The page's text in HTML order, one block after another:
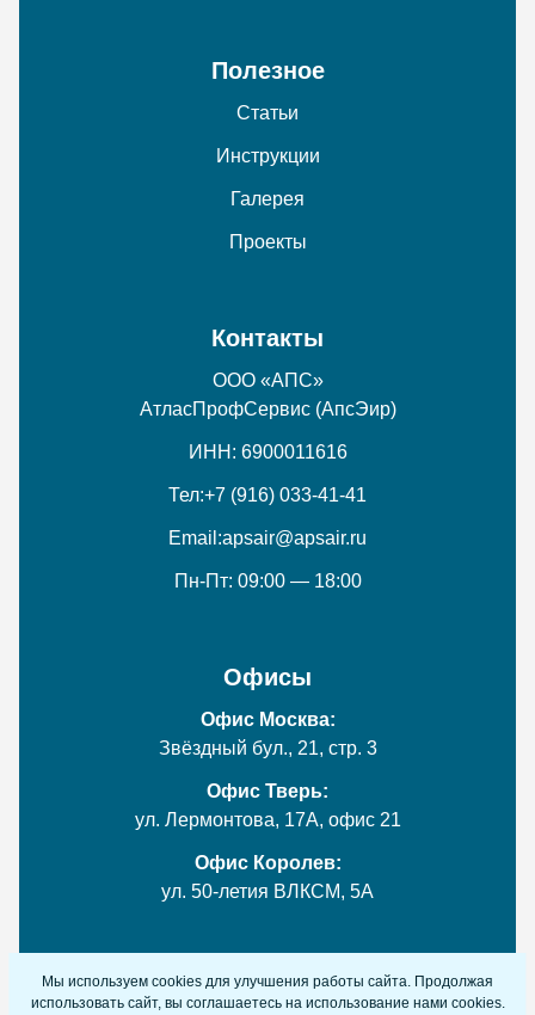
Полезное
Статьи
Инструкции
Галерея
Проекты
Контакты
ООО «АПС»
АтласПрофСервис (АпсЭир)
ИНН: 6900011616
Тел:+7 (916) 033-41-41
Email:apsair@apsair.ru
Пн-Пт: 09:00 — 18:00
Офисы
Офис Москва:
Звёздный бул., 21, стр. 3
Офис Тверь:
ул. Лермонтова, 17А, офис 21
Офис Королев:
ул. 50-летия ВЛКСМ, 5А
© 2018-2026 ООО «АтласПрофСервис» (АпсЭир).
Мы используем cookies для улучшения работы сайта. Продолжая
использовать сайт, вы соглашаетесь на использование нами cookies.